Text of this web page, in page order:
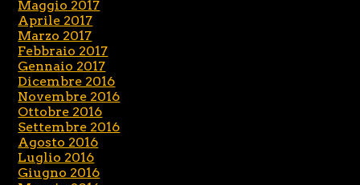
Maggio 2017
Aprile 2017
Marzo 2017
Febbraio 2017
Gennaio 2017
Dicembre 2016
Novembre 2016
Ottobre 2016
Settembre 2016
Agosto 2016
Luglio 2016
Giugno 2016